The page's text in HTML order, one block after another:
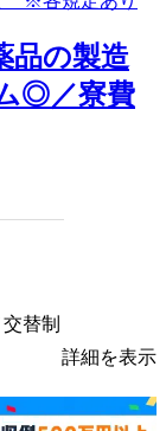
品の製造
◎／寮費
替制
詳細を表示